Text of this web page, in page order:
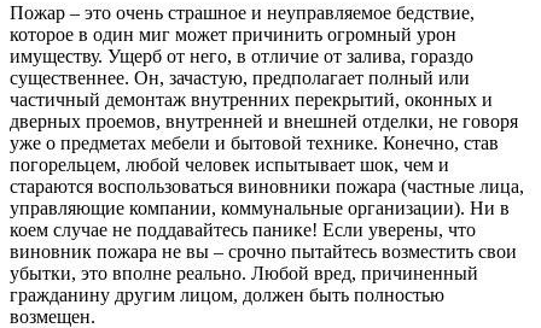
Пожар – это очень страшное и неуправляемое бедствие,
которое в один миг может причинить огромный урон
имуществу. Ущерб от него, в отличие от залива, гораздо
существеннее. Он, зачастую, предполагает полный или
частичный демонтаж внутренних перекрытий, оконных и
дверных проемов, внутренней и внешней отделки, не говоря
уже о предметах мебели и бытовой технике. Конечно, став
погорельцем, любой человек испытывает шок, чем и
стараются воспользоваться виновники пожара (частные лица,
управляющие компании, коммунальные организации). Ни в
коем случае не поддавайтесь панике! Если уверены, что
виновник пожара не вы – срочно пытайтесь возместить свои
убытки, это вполне реально. Любой вред, причиненный
гражданину другим лицом, должен быть полностью
возмещен.